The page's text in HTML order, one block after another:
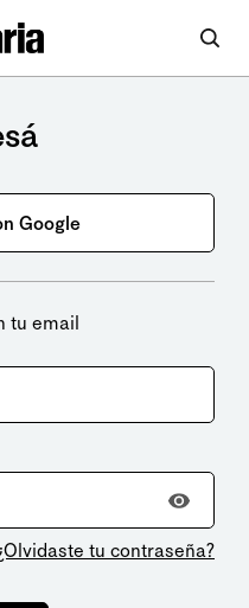
Google
tu email
tu contraseña?